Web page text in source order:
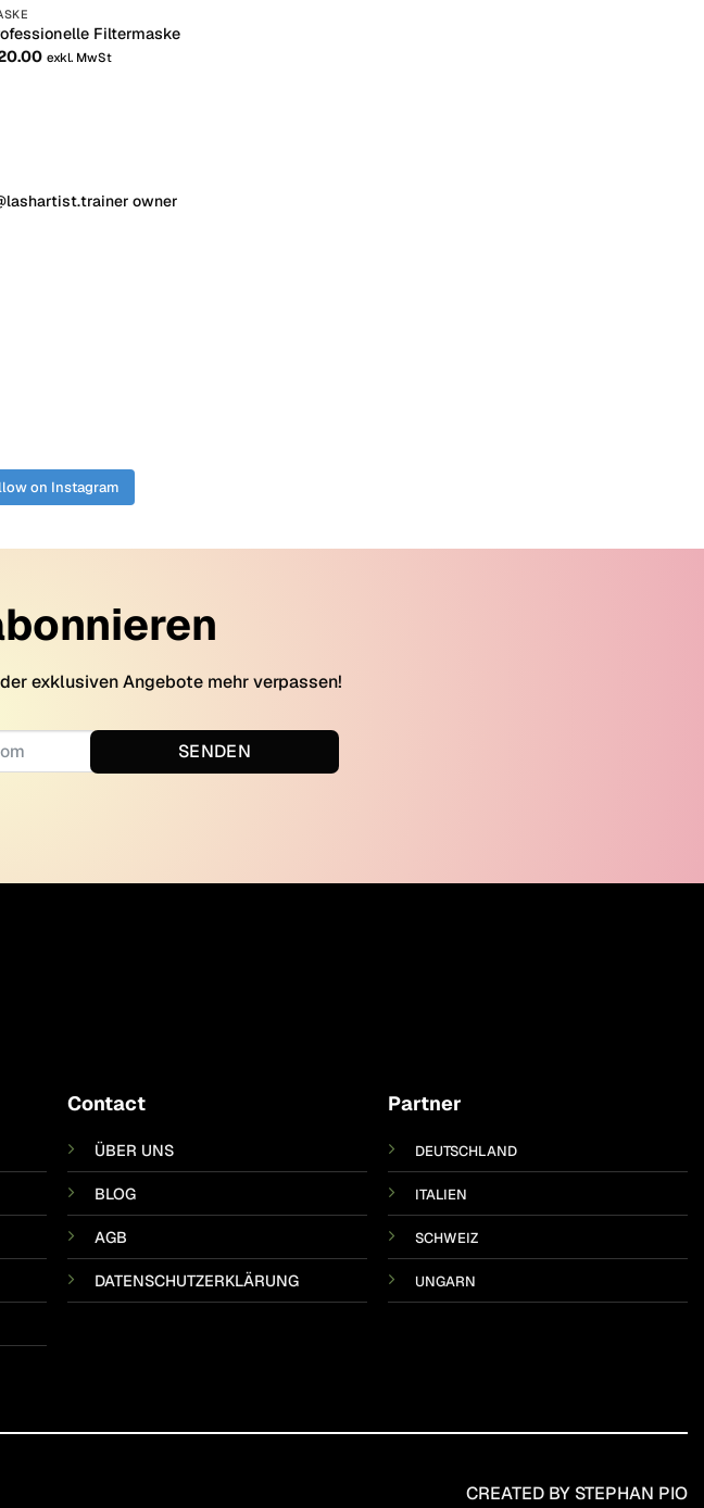
Filtermaske
exkl. MwSt
owner
on Instagram
exklusiven Angebote mehr verpassen!
SENDEN
Contact
ÜBER UNS
BLOG
AGB
DATENSCHUTZERKLÄRUNG
Partner
DEUTSCHLAND
ITALIEN
SCHWEIZ
UNGARN
CREATED BY STEPHAN PIO